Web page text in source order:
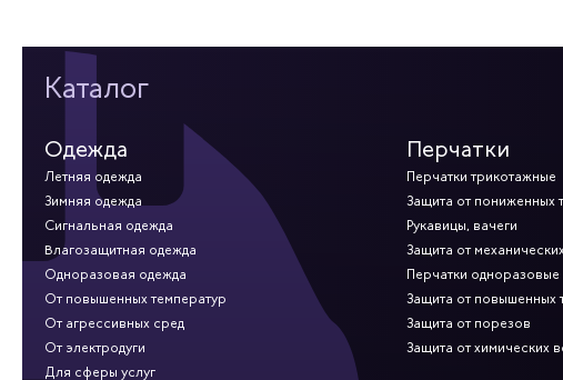
Каталог
Одежда
Летняя одежда
Зимняя одежда
Сигнальная одежда
Влагозащитная одежда
Одноразовая одежда
От повышенных температур
От агрессивных сред
От электродуги
Для сферы услуг
Перчатки
Перчатки трикотажные
Защита от пониженных
Рукавицы, вачеги
Защита от
Перчатки одноразовые
Защита от повышенных
Защита от порезов
Защита от химических